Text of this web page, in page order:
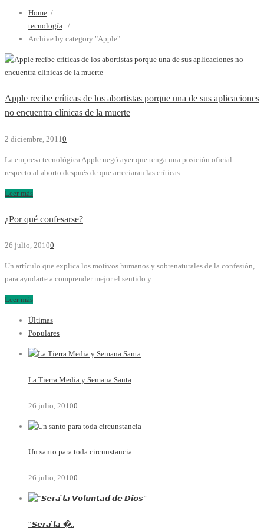
Home /
tecnología /
Archive by category "Apple"
Apple recibe críticas de los abortistas porque una de sus aplicaciones
no encuentra clínicas de la muerte
2 diciembre, 2011 0
La empresa tecnológica Apple negó ayer que tenga una posición oficial
respecto al aborto después de que arreciaran las críticas…
Leer más
¿Por qué confesarse?
26 julio, 20100
Un artículo que explica los motivos humanos y sobrenaturales de la confesión,
para ayudarte a comprender mejor el sentido y…
Leer más
Últimas
Populares
La Tierra Media y Semana Santa
26 julio, 20100
Un santo para toda circunstancia
26 julio, 20100
“𝙎𝙚𝙧𝙖́ 𝙡𝙖 �..